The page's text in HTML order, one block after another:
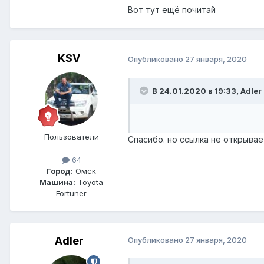
Вот тут ещё почитай
KSV
Пользователи
64
Город: Омск
Машина: Toyota
Fortuner
Опубликовано 27 января, 2020
В 24.01.2020 в 19:33, Adler
Спасибо. но ссылка не
Adler Опубликовано 27 января, 2020